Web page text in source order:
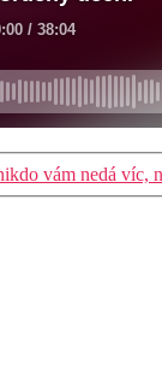
vám nedá víc,